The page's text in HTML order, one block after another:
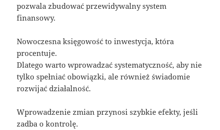
pozwala zbudować przewidywalny system
finansowy.
Nowoczesna księgowość to inwestycja, która
procentuje.
Dlatego warto wprowadzać systematyczność, aby nie
tylko spełniać obowiązki, ale również świadomie
rozwijać działalność.
Wprowadzenie zmian przynosi szybkie efekty, jeśli
zadba o kontrolę.